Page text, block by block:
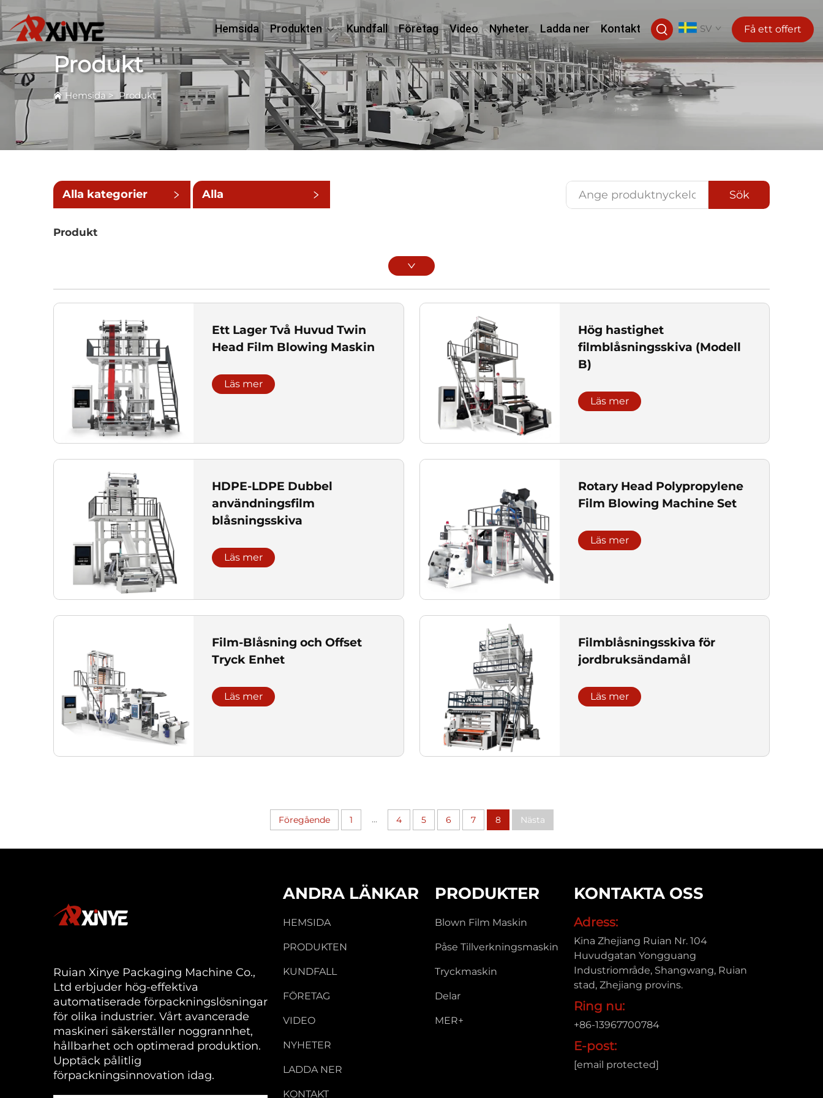
Hemsida Produkten Kundfall Företag Video Nyheter Ladda ner Kontakt SV Få ett offert
Produkt
Hemsida> Produkt
Alla kategorier Alla Sök
Produkt
Ett Lager Två Huvud Twin
Head Film Blowing Maskin
Läs mer
Hög hastighet
filmblåsningsskiva (Modell
B)
Läs mer
HDPE-LDPE Dubbel
användningsfilm
blåsningsskiva
Läs mer
Rotary Head Polypropylene
Film Blowing Machine Set
Läs mer
Film-Blåsning och Offset
Tryck Enhet
Läs mer
Filmblåsningsskiva för
jordbruksändamål
Läs mer
Föregående 1 ... 4 5 6 7 8 Nästa
Ruian Xinye Packaging Machine Co.,
Ltd erbjuder hög-effektiva
automatiserade förpackningslösningar
för olika industrier. Vårt avancerade
maskineri säkerställer noggrannhet,
hållbarhet och optimerad produktion.
Upptäck pålitlig
förpackningsinnovation idag.
ANDRA LÄNKAR
HEMSIDA
PRODUKTEN
KUNDFALL
FÖRETAG
VIDEO
NYHETER
LADDA NER
KONTAKT
PRODUKTER
Blown Film Maskin
Påse Tillverkningsmaskin
Tryckmaskin
Delar
MER+
KONTAKTA OSS
Adress:
Kina Zhejiang Ruian Nr. 104
Huvudgatan Yongguang
Industriområde, Shangwang, Ruian
stad, Zhejiang provins.
Ring nu:
+86-13967700784
E-post:
[email protected]